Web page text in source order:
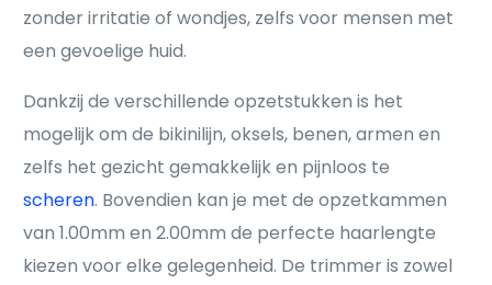
zonder irritatie of wondjes, zelfs voor mensen met
een gevoelige huid.
Dankzij de verschillende opzetstukken is het
mogelijk om de bikinilijn, oksels, benen, armen en
zelfs het gezicht gemakkelijk en pijnloos te
scheren. Bovendien kan je met de opzetkammen
van 1.00mm en 2.00mm de perfecte haarlengte
kiezen voor elke gelegenheid. De trimmer is zowel